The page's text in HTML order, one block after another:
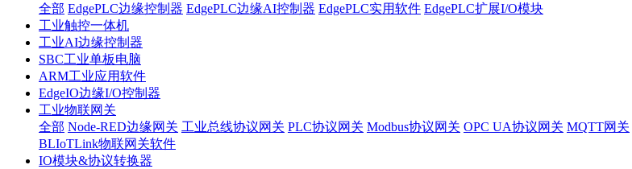
全部 EdgePLC边缘控制器 EdgePLC边缘AI控制器 EdgePLC实用软件 EdgePLC扩展I/O模块
工业触控一体机
工业AI边缘控制器
SBC工业单板电脑
ARM工业应用软件
EdgeIO边缘I/O控制器
工业物联网关
全部 Node-RED边缘网关 工业总线协议网关 PLC协议网关 Modbus协议网关 OPC UA协议网关 MQTT网关
BLIoTLink物联网关软件
IO模块&协议转换器